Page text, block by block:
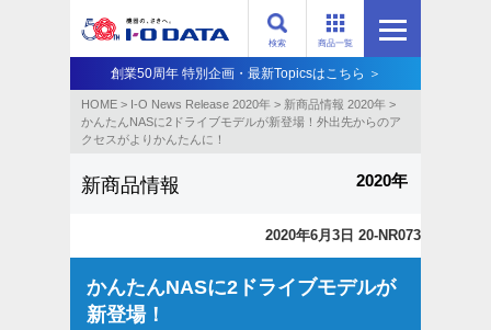
商品一覧
検索
創業50周年 特別企画・最新Topicsはこちら ＞
HOME > I-O News Release 2020年 > 新商品情報 2020年 >
かんたんNASに2ドライブモデルが新登場！外出先からのア
クセスがよりかんたんに！
新商品情報 2020年
2020年6月3日 20-NR073
かんたんNASに2ドライブモデルが
新登場！